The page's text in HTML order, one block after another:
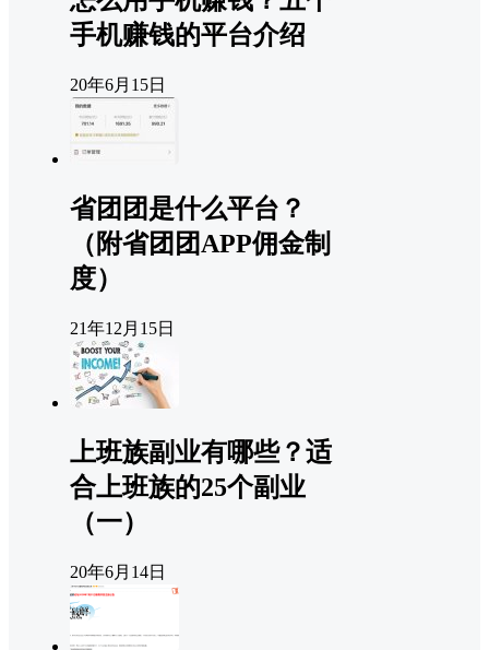
手机赚钱的平台介绍
20年6月15日
省团团是什么平台？
（附省团团APP佣金制
度）
21年12月15日
上班族副业有哪些？适
合上班族的25个副业
（一）
20年6月14日